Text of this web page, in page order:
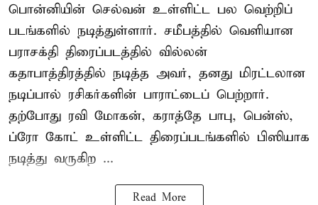
பொன்னியின் செல்வன் உள்ளிட்ட பல வெற்றிப்
படங்களில் நடித்துள்ளார். சமீபத்தில் வெளியான
பராசக்தி திரைப்படத்தில் வில்லன்
கதாபாத்திரத்தில் நடித்த அவர், தனது மிரட்டலான
நடிப்பால் ரசிகர்களின் பாராட்டைப் பெற்றார்.
தற்போது ரவி மோகன், கராத்தே பாபு, பென்ஸ்,
ப்ரோ கோட் உள்ளிட்ட திரைப்படங்களில் பிஸியாக
நடித்து வருகிற ...
Read More